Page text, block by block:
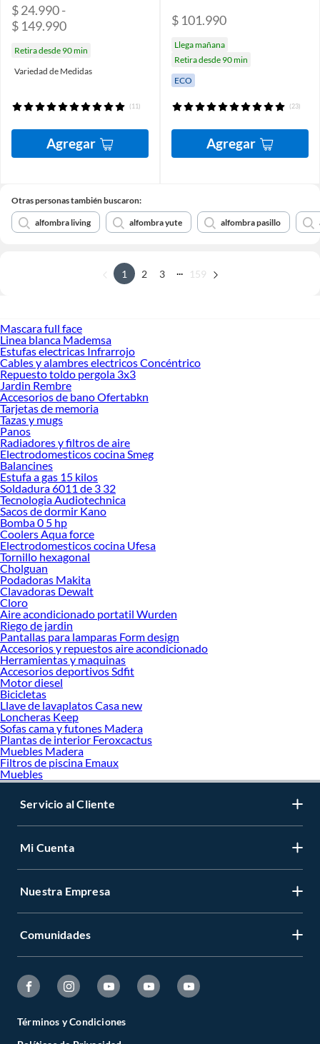
$ 24.990 -
$ 149.990
Retira desde 90 min
Variedad de Medidas
(11)
Agregar
$ 101.990
Llega mañana
Retira desde 90 min
ECO
(23)
Agregar
Otras personas también buscaron:
alfombra living alfombra yute alfombra pasillo
1 2 3 159
Mascara full face
Linea blanca Mademsa
Estufas electricas Infrarrojo
Cables y alambres electricos Concéntrico
Repuesto toldo pergola 3x3
Jardin Rembre
Accesorios de bano Ofertabkn
Tarjetas de memoria
Tazas y mugs
Panos
Radiadores y filtros de aire
Electrodomesticos cocina Smeg
Balancines
Estufa a gas 15 kilos
Soldadura 6011 de 3 32
Tecnologia Audiotechnica
Sacos de dormir Kano
Bomba 0 5 hp
Coolers Aqua force
Electrodomesticos cocina Ufesa
Tornillo hexagonal
Cholguan
Podadoras Makita
Clavadoras Dewalt
Cloro
Aire acondicionado portatil Wurden
Riego de jardin
Pantallas para lamparas Form design
Accesorios y repuestos aire acondicionado
Herramientas y maquinas
Accesorios deportivos Sdfit
Motor diesel
Bicicletas
Llave de lavaplatos Casa new
Loncheras Keep
Sofas cama y futones Madera
Plantas de interior Feroxcactus
Muebles Madera
Filtros de piscina Emaux
Muebles
Servicio al Cliente
Mi Cuenta
Nuestra Empresa
Comunidades
Términos y Condiciones